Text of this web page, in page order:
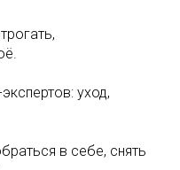
уход,
в себе, снять